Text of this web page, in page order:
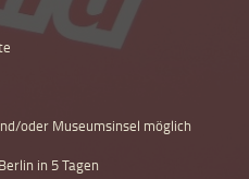
oder Museumsinsel möglich
in 5 Tagen